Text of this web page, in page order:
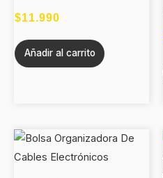
$11.990
Añadir al carrito